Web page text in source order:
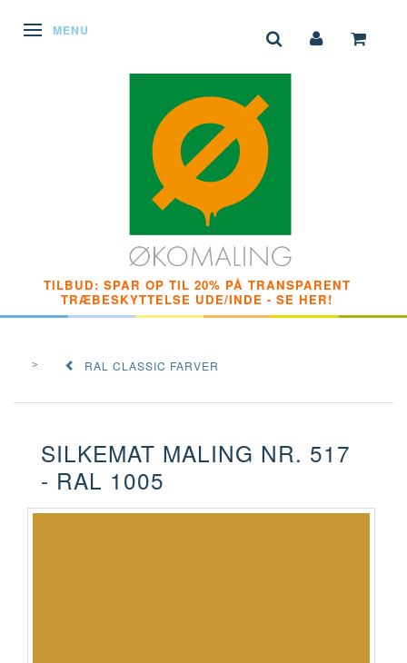
SKIFTE NAVIGATION
MENU
TILBUD: SPAR OP TIL 20% PÅ TRANSPARENT
TRÆBESKYTTELSE UDE/INDE - SE HER!
RAL CLASSIC FARVER
SILKEMAT MALING NR. 517
- RAL 1005